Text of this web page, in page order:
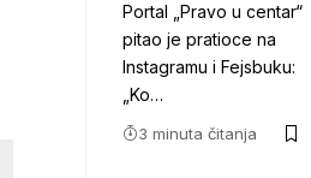
Portal „Pravo u centar“
pitao je pratioce na
Instagramu i Fejsbuku:
„Ko…
3 minuta čitanja